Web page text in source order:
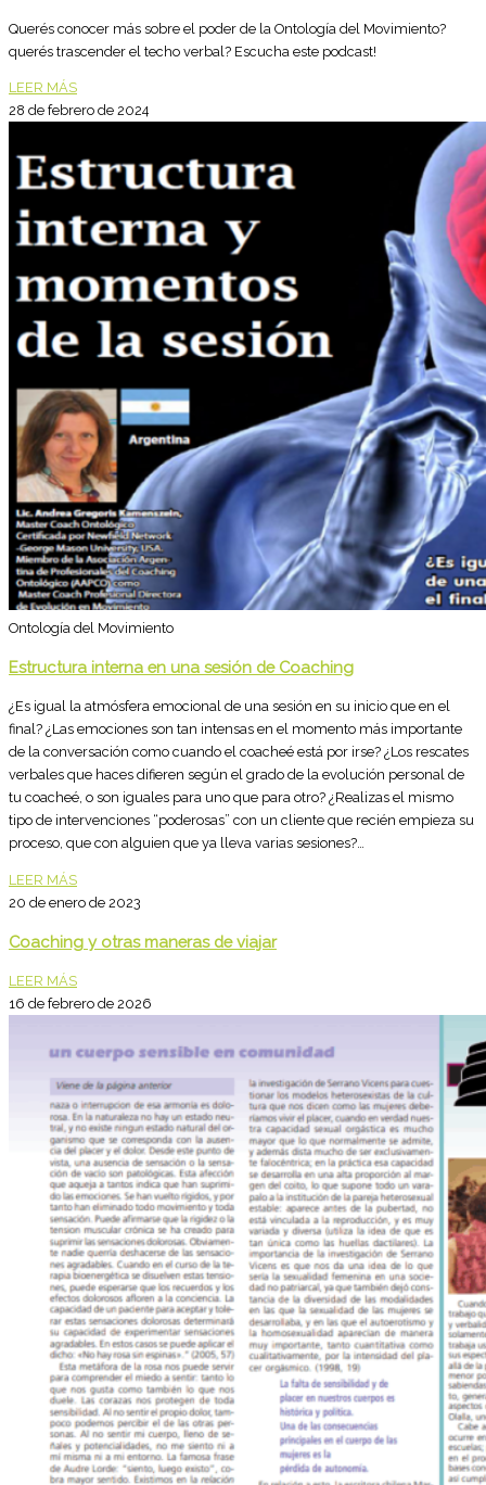
Querés conocer más sobre el poder de la Ontología del Movimiento?
querés trascender el techo verbal? Escucha este podcast!
LEER MÁS
28 de febrero de 2024
Ontología del Movimiento
Estructura interna en una sesión de Coaching
¿Es igual la atmósfera emocional de una sesión en su inicio que en el
final? ¿Las emociones son tan intensas en el momento más importante
de la conversación como cuando el coacheé está por irse? ¿Los rescates
verbales que haces difieren según el grado de la evolución personal de
tu coacheé, o son iguales para uno que para otro? ¿Realizas el mismo
tipo de intervenciones “poderosas” con un cliente que recién empieza su
proceso, que con alguien que ya lleva varias sesiones?…
LEER MÁS
20 de enero de 2023
Coaching y otras maneras de viajar
LEER MÁS
16 de febrero de 2026